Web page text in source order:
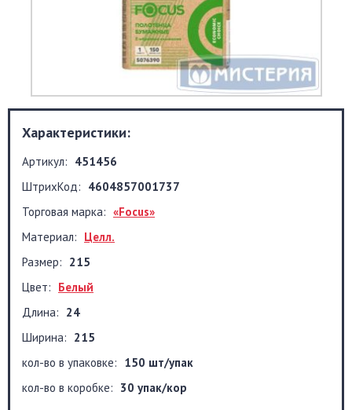
Характеристики:
Артикул: 451456
ШтрихКод: 4604857001737
Торговая марка: «Focus»
Материал: Целл.
Размер: 215
Цвет: Белый
Длина: 24
Ширина: 215
кол-во в упаковке: 150 шт/упак
кол-во в коробке: 30 упак/кор